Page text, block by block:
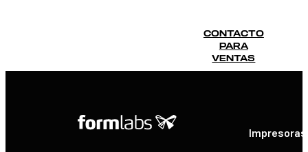
CONTACTO
PARA
VENTAS
Impresoras